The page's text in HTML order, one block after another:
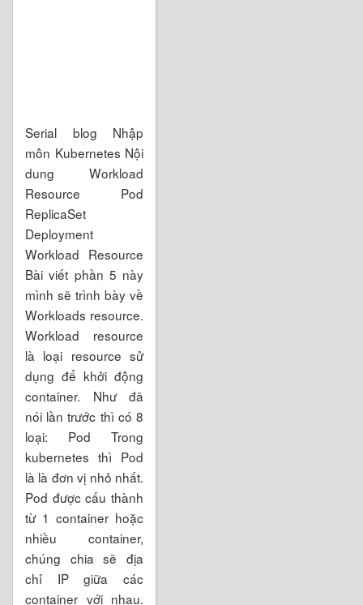
Serial blog Nhập
môn Kubernetes Nội
dung Workload
Resource Pod
ReplicaSet
Deployment
Workload Resource
Bài viết phần 5 này
mình sẽ trình bày về
Workloads resource.
Workload resource
là loại resource sử
dụng để khởi động
container. Như đã
nói lần trước thì có 8
loại: Pod Trong
kubernetes thì Pod
là là đơn vị nhỏ nhất.
Pod được cấu thành
từ 1 container hoặc
nhiều container,
chúng chia sẽ địa
chỉ IP giữa các
container với nhau.